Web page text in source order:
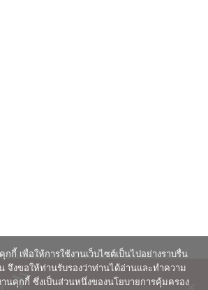
กกี้ เพื่อให้การใช้งานเว็บไซต์เป็นไปอย่างราบรื่น
จึงขอให้ท่านรับรองว่าท่านได้อ่านและทำความ
านคุกกี้ ซึ่งเป็นส่วนหนึ่งของนโยบายการคุ้มครอง